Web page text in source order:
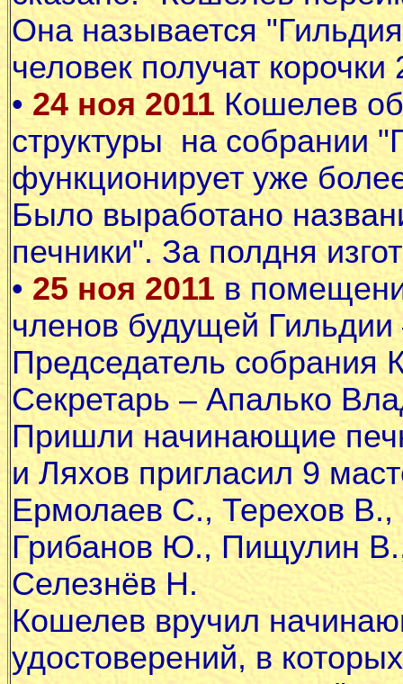
Она называется
человек получат корочки
• 24 ноя 2011 Кошелев
структуры на собрании
функционирует уже
Было выработано
печники". За полдня
• 25 ноя 2011 в
членов будущей Гильдии
Председатель
Секретарь – Апалько
Пришли начинающие
и Ляхов пригласил 9
Ермолаев С., Терехов
Грибанов Ю., Пищулин
Селезнёв Н.
Кошелев вручил
удостоверений, в